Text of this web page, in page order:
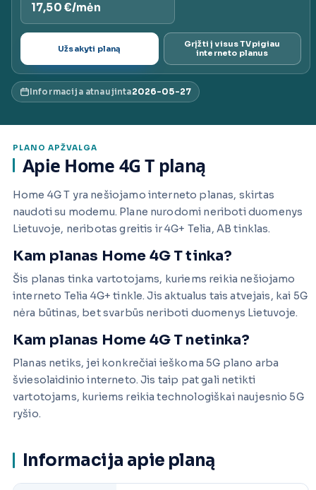
VisiPlan
ai.lt
17,50 €/mėn
Užsakyti planą
Grįžti į visus TVpigiau
interneto planus
Informacija atnaujinta2026-05-27
PLANO APŽVALGA
Apie Home 4G T planą
Home 4G T yra nešiojamo interneto planas, skirtas
naudoti su modemu. Plane nurodomi neriboti duomenys
Lietuvoje, neribotas greitis ir 4G+ Telia, AB tinklas.
Kam planas Home 4G T tinka?
Šis planas tinka vartotojams, kuriems reikia nešiojamo
interneto Telia 4G+ tinkle. Jis aktualus tais atvejais, kai 5G
nėra būtinas, bet svarbūs neriboti duomenys Lietuvoje.
Kam planas Home 4G T netinka?
Planas netiks, jei konkrečiai ieškoma 5G plano arba
šviesolaidinio interneto. Jis taip pat gali netikti
vartotojams, kuriems reikia technologiškai naujesnio 5G
ryšio.
Informacija apie planą